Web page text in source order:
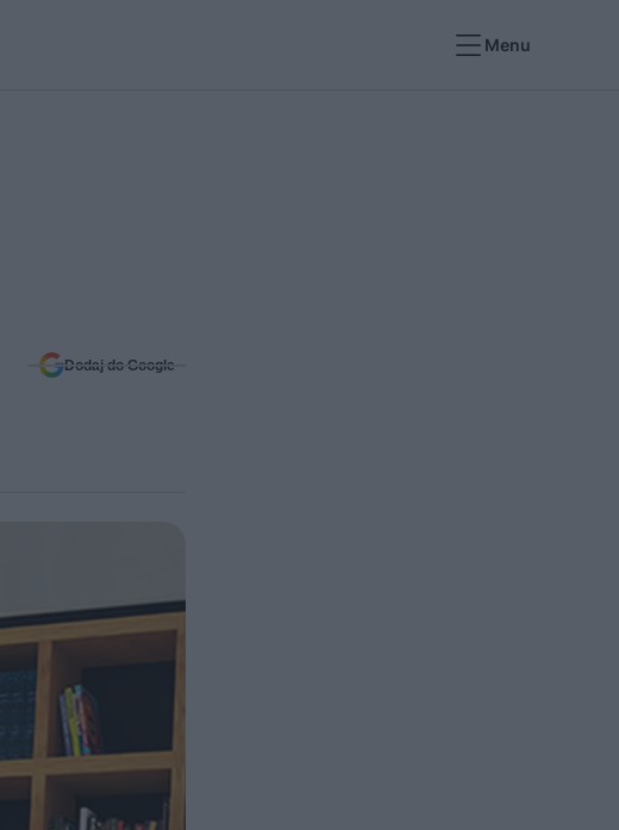
Menu
Dodaj do Google